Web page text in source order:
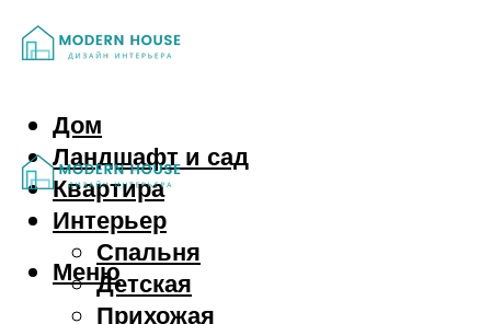
Дом
Ландшафт и сад
Квартира
Интерьер
Спальня
Детская
Прихожая
Меню